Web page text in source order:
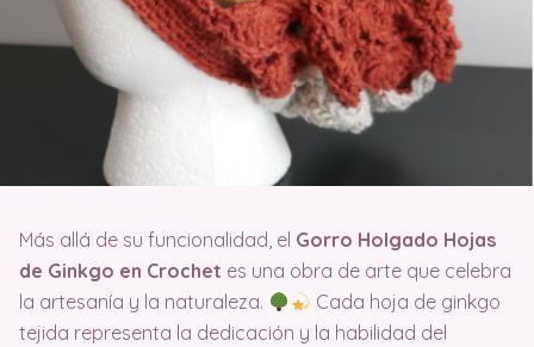
Más allá de su funcionalidad, el Gorro Holgado Hojas
de Ginkgo en Crochet es una obra de arte que celebra
la artesanía y la naturaleza.
Cada hoja de ginkgo
tejida representa la dedicación y la habilidad del